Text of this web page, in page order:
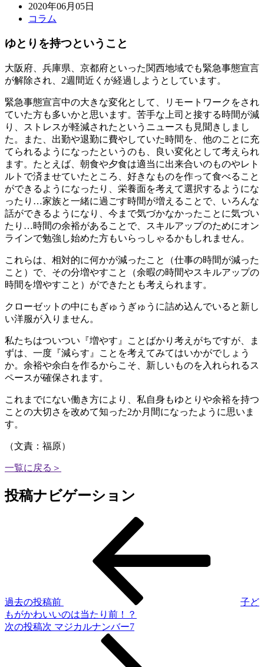
2020年06月05日
コラム
ゆとりを持つということ
大阪府、兵庫県、京都府といった関西地域でも緊急事態宣言
が解除され、2週間近くが経過しようとしています。
緊急事態宣言中の大きな変化として、リモートワークをされ
ていた方も多いかと思います。苦手な上司と接する時間が減
り、ストレスが軽減されたというニュースも見聞きしまし
た。また、出勤や退勤に費やしていた時間を、他のことに充
てられるようになったというのも、良い変化として考えられ
ます。たとえば、朝食や夕食は適当に出来合いのものやレト
ルトで済ませていたところ、好きなものを作って食べること
ができるようになったり、栄養面を考えて選択するようにな
ったり…家族と一緒に過ごす時間が増えることで、いろんな
話ができるようになり、今まで気づかなかったことに気づい
たり…時間の余裕があることで、スキルアップのためにオン
ラインで勉強し始めた方もいらっしゃるかもしれません。
これらは、相対的に何かが減ったこと（仕事の時間が減った
こと）で、その分増やすこと（余暇の時間やスキルアップの
時間を増やすこと）ができたとも考えられます。
クローゼットの中にもぎゅうぎゅうに詰め込んでいると新し
い洋服が入りません。
私たちはついつい『増やす』ことばかり考えがちですが、ま
ずは、一度『減らす』ことを考えてみてはいかがでしょう
か。余裕や余白を作るからこそ、新しいものを入れられるス
ペースが確保されます。
これまでにない働き方により、私自身もゆとりや余裕を持つ
ことの大切さを改めて知った2か月間になったように思いま
す。
（文責：福原）
一覧に戻る＞
投稿ナビゲーション
過去の投稿前
子ど
もがかわいいのは当たり前！？
次の投稿次 マジカルナンバー7